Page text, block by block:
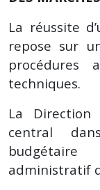
La réussite
repose sur
procédures
techniques.
La Direction
central
administratif